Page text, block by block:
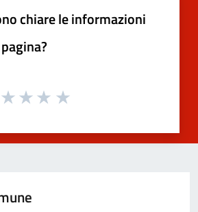
chiare le informazioni